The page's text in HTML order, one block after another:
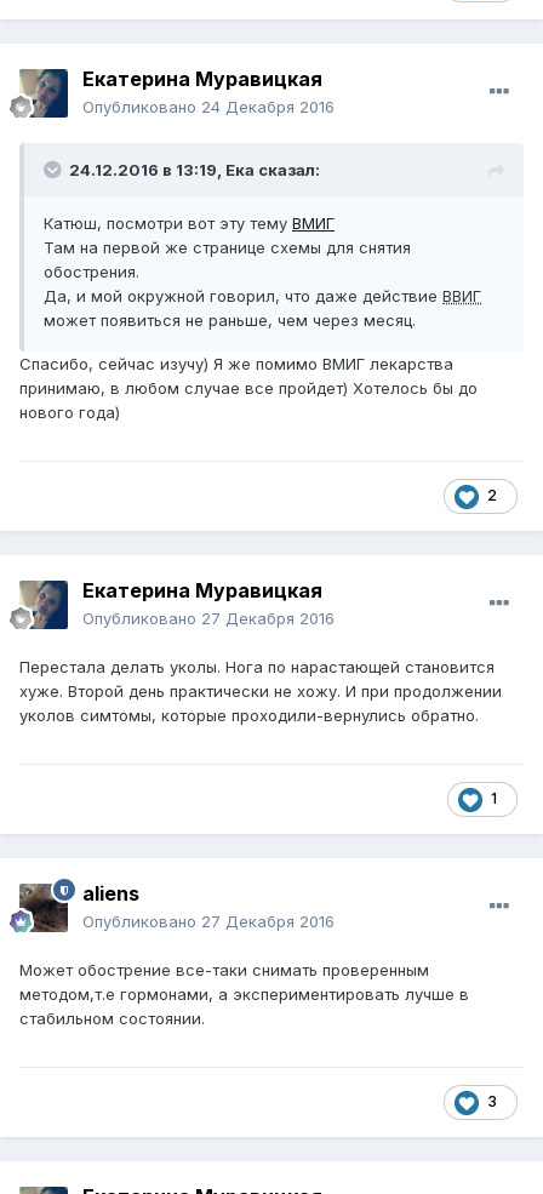
Екатерина Муравицкая
Опубликовано 24 Декабря 2016
24.12.2016 в 13:19, Ека сказал:
Катюш, посмотри вот эту тему ВМИГ
Там на первой же странице схемы для снятия
обострения.
Да, и мой окружной говорил, что даже действие ВВИГ
может появиться не раньше, чем через месяц.
Спасибо, сейчас изучу) Я же помимо ВМИГ лекарства
принимаю, в любом случае все пройдет) Хотелось бы до
нового года)
2
Екатерина Муравицкая
Опубликовано 27 Декабря 2016
Перестала делать уколы. Нога по нарастающей становится
хуже. Второй день практически не хожу. И при продолжении
уколов симтомы, которые проходили-вернулись обратно.
1
aliens
Опубликовано 27 Декабря 2016
Может обострение все-таки снимать проверенным
методом,т.е гормонами, а экспериментировать лучше в
стабильном состоянии.
3